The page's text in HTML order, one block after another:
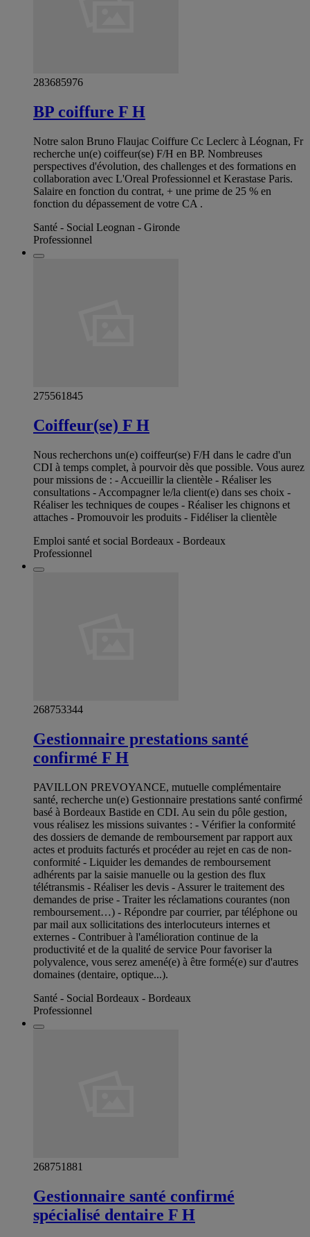
283685976
BP coiffure F H
Notre salon Bruno Flaujac Coiffure Cc Leclerc à Léognan, Fr
recherche un(e) coiffeur(se) F/H en BP. Nombreuses
perspectives d'évolution, des challenges et des formations en
collaboration avec L'Oreal Professionnel et Kerastase Paris.
Salaire en fonction du contrat, + une prime de 25 % en
fonction du dépassement de votre CA .
Santé - Social Leognan - Gironde
Professionnel
275561845
Coiffeur(se) F H
Nous recherchons un(e) coiffeur(se) F/H dans le cadre d'un
CDI à temps complet, à pourvoir dès que possible. Vous aurez
pour missions de : - Accueillir la clientèle - Réaliser les
consultations - Accompagner le/la client(e) dans ses choix -
Réaliser les techniques de coupes - Réaliser les chignons et
attaches - Promouvoir les produits - Fidéliser la clientèle
Emploi santé et social Bordeaux - Bordeaux
Professionnel
268753344
Gestionnaire prestations santé
confirmé F H
PAVILLON PREVOYANCE, mutuelle complémentaire
santé, recherche un(e) Gestionnaire prestations santé confirmé
basé à Bordeaux Bastide en CDI. Au sein du pôle gestion,
vous réalisez les missions suivantes : - Vérifier la conformité
des dossiers de demande de remboursement par rapport aux
actes et produits facturés et procéder au rejet en cas de non-
conformité - Liquider les demandes de remboursement
adhérents par la saisie manuelle ou la gestion des flux
télétransmis - Réaliser les devis - Assurer le traitement des
demandes de prise - Traiter les réclamations courantes (non
remboursement…) - Répondre par courrier, par téléphone ou
par mail aux sollicitations des interlocuteurs internes et
externes - Contribuer à l'amélioration continue de la
productivité et de la qualité de service Pour favoriser la
polyvalence, vous serez amené(e) à être formé(e) sur d'autres
domaines (dentaire, optique...).
Santé - Social Bordeaux - Bordeaux
Professionnel
268751881
Gestionnaire santé confirmé
spécialisé dentaire F H